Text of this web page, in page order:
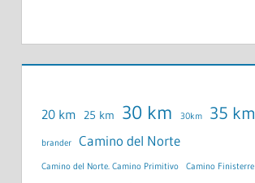
20 km 25 km 30 km 30km 35 km
brander Camino del Norte
Camino del Norte. Camino Primitivo Camino Finisterre